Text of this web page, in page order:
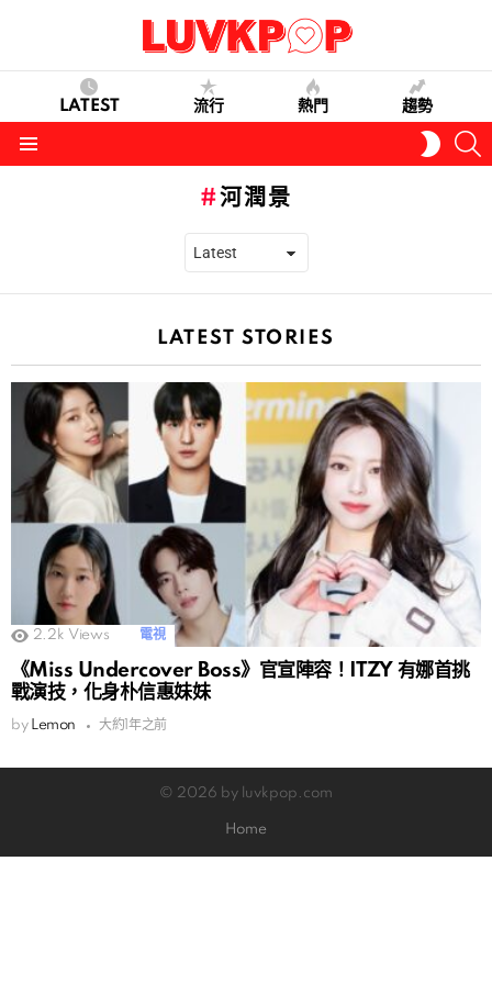
LATEST 流行 熱門 趨勢
SKIN
河潤景
LATEST STORIES
2.2k Views 電視
《Miss Undercover Boss》官宣陣容！ITZY 有娜首挑
戰演技，化身朴信惠妹妹
by Lemon 大約1年之前
© 2026 by luvkpop.com
Home